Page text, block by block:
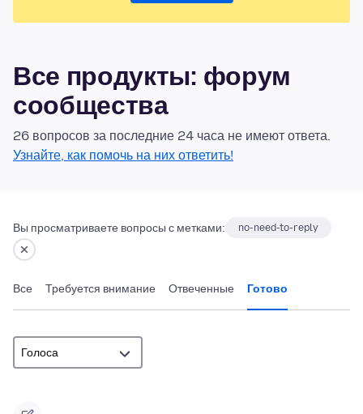
Все продукты: форум
сообщества
26 вопросов за последние 24 часа не имеют ответа.
Узнайте, как помочь на них ответить!
Вы просматриваете вопросы с метками: no-need-to-reply
Все Требуется внимание Отвеченные Готово